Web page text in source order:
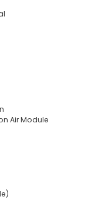
Air Module